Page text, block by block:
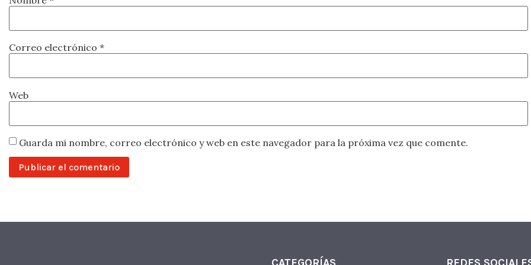
Correo electrónico *
Web
Guarda mi nombre, correo electrónico y web en este navegador para la próxima vez que comente.